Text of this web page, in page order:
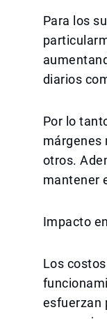
Para los
diarios
Por lo
márgenes
otros.
mantener
Impacto
Los
esfuerzan